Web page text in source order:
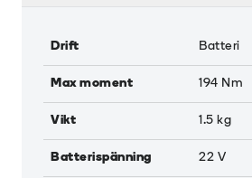
Drift Batteri
Max moment 194 Nm
Vikt 1.5 kg
Batterispänning 22 V